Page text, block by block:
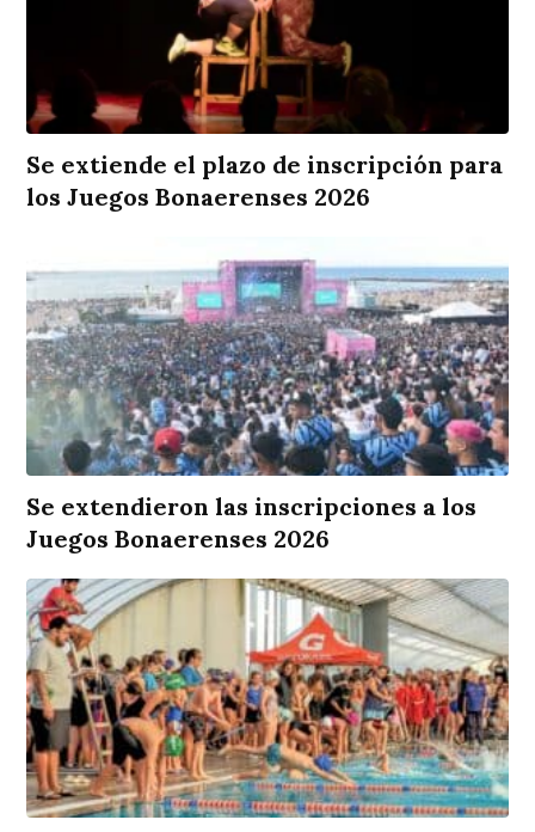
Se extiende el plazo de inscripción para
los Juegos Bonaerenses 2026
Se extendieron las inscripciones a los
Juegos Bonaerenses 2026